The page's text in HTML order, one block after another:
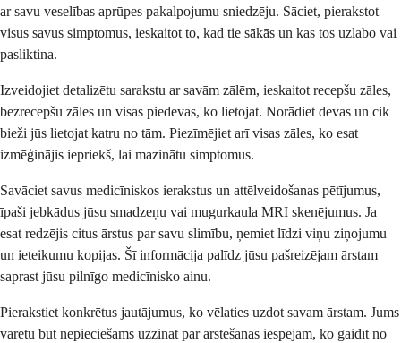
ar savu veselības aprūpes pakalpojumu sniedzēju. Sāciet, pierakstot
visus savus simptomus, ieskaitot to, kad tie sākās un kas tos uzlabo vai
pasliktina.
Izveidojiet detalizētu sarakstu ar savām zālēm, ieskaitot recepšu zāles,
bezrecepšu zāles un visas piedevas, ko lietojat. Norādiet devas un cik
bieži jūs lietojat katru no tām. Piezīmējiet arī visas zāles, ko esat
izmēģinājis iepriekš, lai mazinātu simptomus.
Savāciet savus medicīniskos ierakstus un attēlveidošanas pētījumus,
īpaši jebkādus jūsu smadzeņu vai mugurkaula MRI skenējumus. Ja
esat redzējis citus ārstus par savu slimību, ņemiet līdzi viņu ziņojumu
un ieteikumu kopijas. Šī informācija palīdz jūsu pašreizējam ārstam
saprast jūsu pilnīgo medicīnisko ainu.
Pierakstiet konkrētus jautājumus, ko vēlaties uzdot savam ārstam. Jums
varētu būt nepieciešams uzzināt par ārstēšanas iespējām, ko gaidīt no